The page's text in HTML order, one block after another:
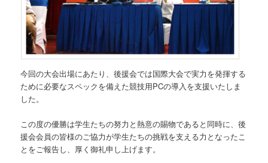
今回の大会出場にあたり、後援会では国際大会で実力を発揮する
ために必要なスペックを備えた競技用PCの導入を支援いたしま
した。
この度の優勝は学生たちの努力と熱意の賜物であると同時に、後
援会会員の皆様のご協力が学生たちの挑戦を支える力となったこ
とをご報告し、厚く御礼申し上げます。